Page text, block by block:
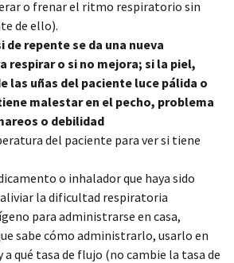
o frenar el ritmo respiratorio sin
de ello).
de repente se da una nueva
respirar o si no mejora; si la piel,
las uñas del paciente luce pálida o
malestar en el pecho, problema
o debilidad
del paciente para ver si tiene
o inhalador que haya sido
la dificultad respiratoria
para administrarse en casa,
sabe cómo administrarlo, usarlo en
a qué tasa de flujo (no cambie la tasa de